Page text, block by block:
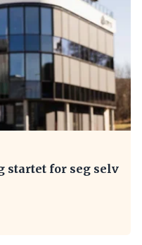
startet for seg selv